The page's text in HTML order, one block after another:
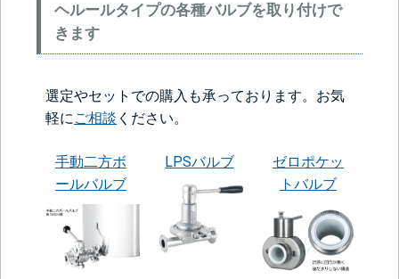
ヘルールタイプの各種バルブを取り付けで
きます
選定やセットでの購入も承っております。お気
軽にご相談 ください。
手動二方ボ
ールバルブ
LPSバルブ
ゼロポケッ
トバルブ